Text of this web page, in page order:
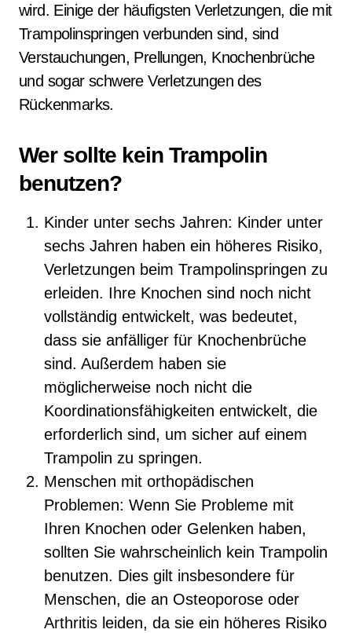
wird. Einige der häufigsten Verletzungen, die mit
Trampolinspringen verbunden sind, sind
Verstauchungen, Prellungen, Knochenbrüche
und sogar schwere Verletzungen des
Rückenmarks.
Wer sollte kein Trampolin
benutzen?
Kinder unter sechs Jahren: Kinder unter
sechs Jahren haben ein höheres Risiko,
Verletzungen beim Trampolinspringen zu
erleiden. Ihre Knochen sind noch nicht
vollständig entwickelt, was bedeutet,
dass sie anfälliger für Knochenbrüche
sind. Außerdem haben sie
möglicherweise noch nicht die
Koordinationsfähigkeiten entwickelt, die
erforderlich sind, um sicher auf einem
Trampolin zu springen.
Menschen mit orthopädischen
Problemen: Wenn Sie Probleme mit
Ihren Knochen oder Gelenken haben,
sollten Sie wahrscheinlich kein Trampolin
benutzen. Dies gilt insbesondere für
Menschen, die an Osteoporose oder
Arthritis leiden, da sie ein höheres Risiko